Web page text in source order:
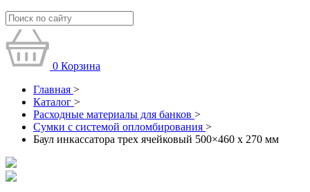
0 Корзина
Главная >
Каталог >
Расходные материалы для банков >
Сумки с системой опломбирования >
Баул инкассатора трех ячейковый 500×460 х 270 мм